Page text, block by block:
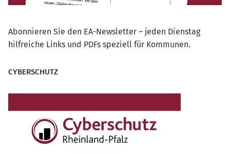
Abonnieren Sie den EA-Newsletter – jeden Dienstag
hilfreiche Links und PDFs speziell für Kommunen.
CYBERSCHUTZ